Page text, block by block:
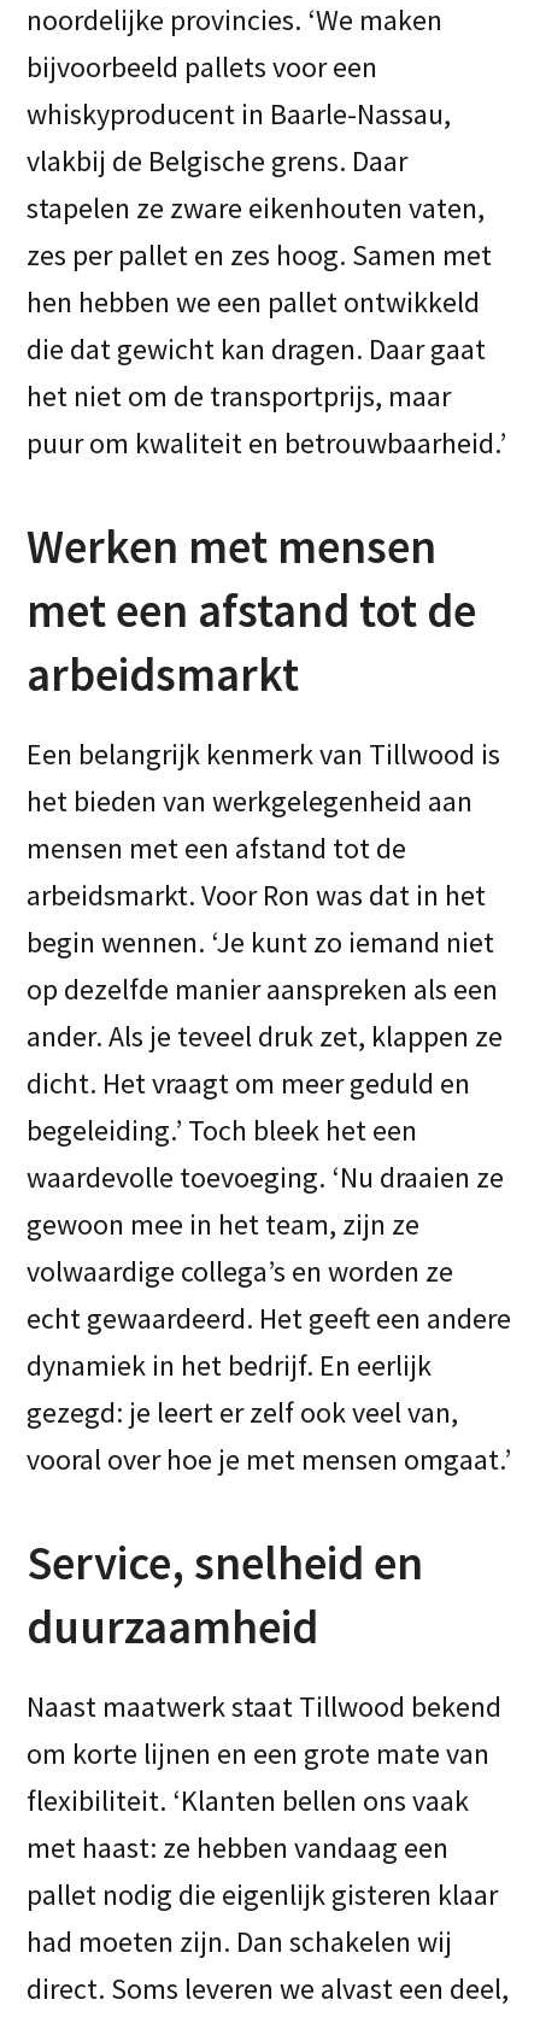
noordelijke provincies. ‘We maken
bijvoorbeeld pallets voor een
whiskyproducent in Baarle-Nassau,
vlakbij de Belgische grens. Daar
stapelen ze zware eikenhouten vaten,
zes per pallet en zes hoog. Samen met
hen hebben we een pallet ontwikkeld
die dat gewicht kan dragen. Daar gaat
het niet om de transportprijs, maar
puur om kwaliteit en betrouwbaarheid.’
Werken met mensen
met een afstand tot de
arbeidsmarkt
Een belangrijk kenmerk van Tillwood is
het bieden van werkgelegenheid aan
mensen met een afstand tot de
arbeidsmarkt. Voor Ron was dat in het
begin wennen. ‘Je kunt zo iemand niet
op dezelfde manier aanspreken als een
ander. Als je teveel druk zet, klappen ze
dicht. Het vraagt om meer geduld en
begeleiding.’ Toch bleek het een
waardevolle toevoeging. ‘Nu draaien ze
gewoon mee in het team, zijn ze
volwaardige collega’s en worden ze
echt gewaardeerd. Het geeft een andere
dynamiek in het bedrijf. En eerlijk
gezegd: je leert er zelf ook veel van,
vooral over hoe je met mensen omgaat.’
Service, snelheid en
duurzaamheid
Naast maatwerk staat Tillwood bekend
om korte lijnen en een grote mate van
flexibiliteit. ‘Klanten bellen ons vaak
met haast: ze hebben vandaag een
pallet nodig die eigenlijk gisteren klaar
had moeten zijn. Dan schakelen wij
direct. Soms leveren we alvast een deel,